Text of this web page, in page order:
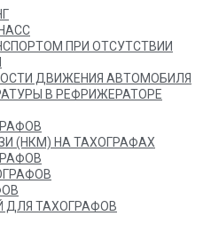
ПРИ ОТСУТСТВИИ
ДВИЖЕНИЯ АВТОМОБИЛЯ
В РЕФРИЖЕРАТОРЕ
(НКМ) НА ТАХОГРАФАХ
ДЛЯ ТАХОГРАФОВ